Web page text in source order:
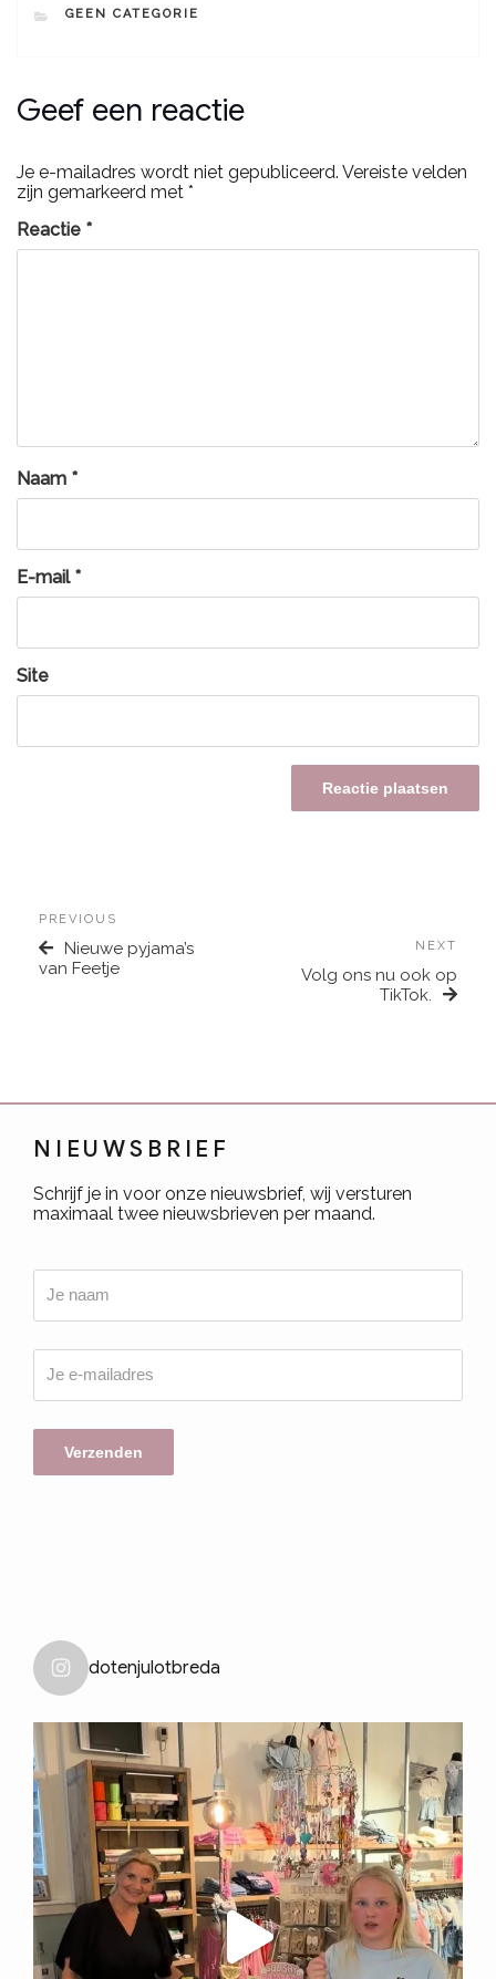
GEEN CATEGORIE
Geef een reactie
Je e-mailadres wordt niet gepubliceerd. Vereiste velden
zijn gemarkeerd met *
Reactie *
Naam *
E-mail *
Site
PREVIOUS
Nieuwe pyjama’s
van Feetje
NEXT
Volg ons nu ook op
TikTok.
NIEUWSBRIEF
Schrijf je in voor onze nieuwsbrief, wij versturen
maximaal twee nieuwsbrieven per maand.
dotenjulotbreda